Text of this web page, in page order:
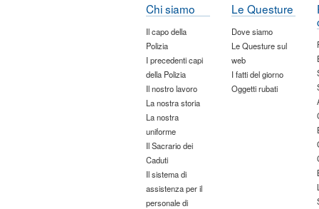
Chi siamo
Il capo della
Polizia
I precedenti capi
della Polizia
Il nostro lavoro
La nostra storia
La nostra
uniforme
Il Sacrario dei
Caduti
Il sistema di
assistenza per il
personale di
Le Questure
Dove siamo
Le Questure sul
web
I fatti del giorno
Oggetti rubati